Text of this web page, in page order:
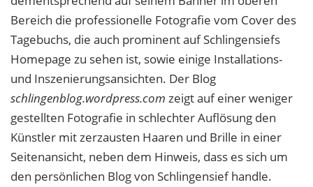
Bereich die professionelle Fotografie vom Cover des
Tagebuchs, die auch prominent auf Schlingensiefs
Homepage zu sehen ist, sowie einige Installations-
und Inszenierungsansichten. Der Blog
schlingenblog.wordpress.com zeigt auf einer weniger
gestellten Fotografie in schlechter Auflösung den
Künstler mit zerzausten Haaren und Brille in einer
Seitenansicht, neben dem Hinweis, dass es sich um
den persönlichen Blog von Schlingensief handle.